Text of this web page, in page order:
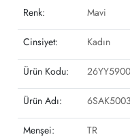
Renk: Mavi
Cinsiyet: Kadın
Ürün Kodu:
Ürün Adı:
Menşei: TR